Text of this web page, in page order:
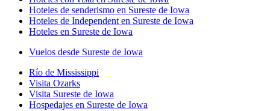
Hoteles de senderismo en Sureste de Iowa
Hoteles de Independent en Sureste de Iowa
Hoteles en Sureste de Iowa
Vuelos desde Sureste de Iowa
Río de Mississippi
Visita Ozarks
Visita Sureste de Iowa
Hospedajes en Sureste de Iowa